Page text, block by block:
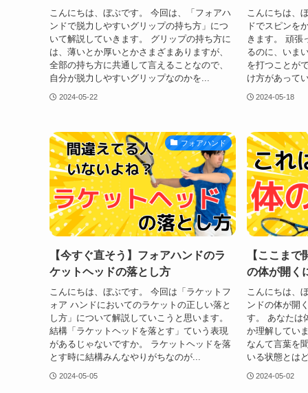
こんにちは、ぼぶです。 今回は、「フォアハ
ンドで脱力しやすいグリップの持ち方」につ
いて解説していきます。 グリップの持ち方に
は、薄いとか厚いとかさまざまありますが、
全部の持ち方に共通して言えることなので、
自分が脱力しやすいグリップなのかを...
2024-05-22
こんにちは、
ドでスピンを
きます。 頑張
るのに、いま
を打つことが
け方があって
2024-05-18
フォアハンド
【今すぐ直そう】フォアハンドのラ
ケットヘッドの落とし方
こんにちは、ぼぶです。 今回は「ラケットフ
ォア ハンドにおいてのラケットの正しい落と
し方」について解説していこうと思います。
結構「ラケットヘッドを落とす」ていう表現
があるじゃないですか。 ラケットヘッドを落
とす時に結構みんなやりがちなのが...
2024-05-05
【ここま
の体が開く
こんにちは、
ンドの体が開
す。 あなたは
か理解してい
なんて言葉を
いる状態とは
2024-05-02